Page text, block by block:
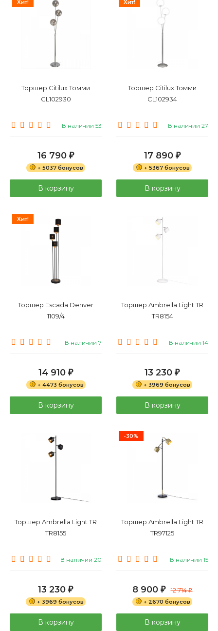
Хит!
Торшер Citilux Томми
CL102930
В наличии 53
16 790 ₽
+ 5037 бонусов
В корзину
Хит!
Торшер Citilux Томми
CL102934
В наличии 27
17 890 ₽
+ 5367 бонусов
В корзину
Хит!
Торшер Escada Denver
1109/4
В наличии 7
14 910 ₽
+ 4473 бонусов
В корзину
Торшер Ambrella Light TR
TR8154
В наличии 14
13 230 ₽
+ 3969 бонусов
В корзину
Торшер Ambrella Light TR
TR8155
В наличии 20
13 230 ₽
+ 3969 бонусов
В корзину
-30%
Торшер Ambrella Light TR
TR97125
В наличии 15
8 900 ₽ 12 714₽
+ 2670 бонусов
В корзину